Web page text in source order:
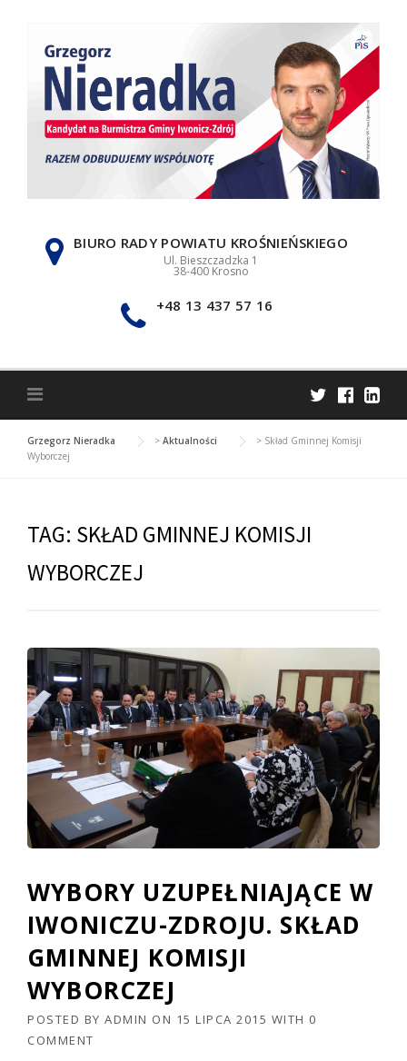
BIURO RADY POWIATU KROŚNIEŃSKIEGO
Ul. Bieszczadzka 1
38-400 Krosno
+48 13 437 57 16
Grzegorz Nieradka > Aktualności > Skład Gminnej Komisji
Wyborczej
TAG: SKŁAD GMINNEJ KOMISJI
WYBORCZEJ
WYBORY UZUPEŁNIAJĄCE W
IWONICZU-ZDROJU. SKŁAD
GMINNEJ KOMISJI
WYBORCZEJ
POSTED BY ADMIN ON 15 LIPCA 2015 WITH 0
COMMENT